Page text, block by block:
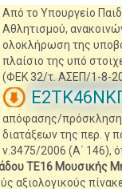
Από το Υπουργείο
Αθλητισμού,
ολοκλήρωση της
πλαίσιο της υπό
(ΦΕΚ 32/τ. ΑΣΕΠ/1-8-
απόφασης/
διατάξεων της περ. γ
ν.3475/2006 (Α΄ 146),
ΤΕ16 Μουσικής
αξιολογικούς